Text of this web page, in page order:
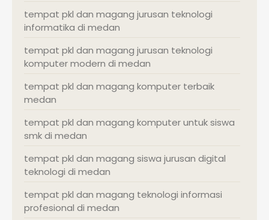
tempat pkl dan magang jurusan teknologi
informatika di medan
tempat pkl dan magang jurusan teknologi
komputer modern di medan
tempat pkl dan magang komputer terbaik
medan
tempat pkl dan magang komputer untuk siswa
smk di medan
tempat pkl dan magang siswa jurusan digital
teknologi di medan
tempat pkl dan magang teknologi informasi
profesional di medan